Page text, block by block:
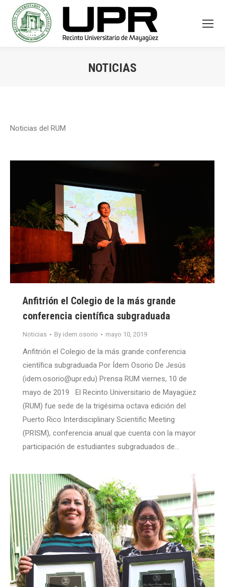
NOTICIAS
Noticias del RUM
Anfitrión el Colegio de la más grande
conferencia científica subgraduada
Noticias By idem.osorio mayo 10, 2019
Anfitrión el Colegio de la más grande conferencia
científica subgraduada Por Ídem Osorio De Jesús
(idem.osorio@upr.edu) Prensa RUM viernes, 10 de
mayo de 2019 El Recinto Universitario de Mayagüez
(RUM) fue sede de la trigésima octava edición del
Puerto Rico Interdisciplinary Scientific Meeting
(PRISM), conferencia anual que cuenta con la mayor
participación de estudiantes subgraduados de…